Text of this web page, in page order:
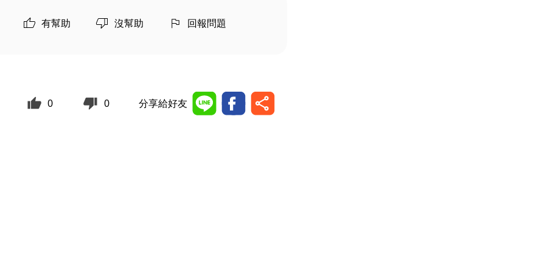
有幫助 沒幫助 回報問題
0 0 分享給好友